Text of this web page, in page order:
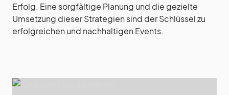
Erfolg. Eine sorgfältige Planung und die gezielte
Umsetzung dieser Strategien sind der Schlüssel zu
erfolgreichen und nachhaltigen Events.